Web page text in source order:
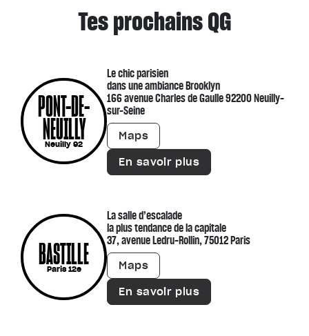
Tes prochains QG
PONT-DE-
NEUILLY
Neuilly 92
Le chic parisien
dans une ambiance Brooklyn
166 avenue Charles de Gaulle 92200 Neuilly-
sur-Seine
Maps
En savoir plus
BASTILLE
Paris 12e
La salle d’escalade
la plus tendance de la capitale
37, avenue Ledru-Rollin, 75012 Paris
Maps
En savoir plus